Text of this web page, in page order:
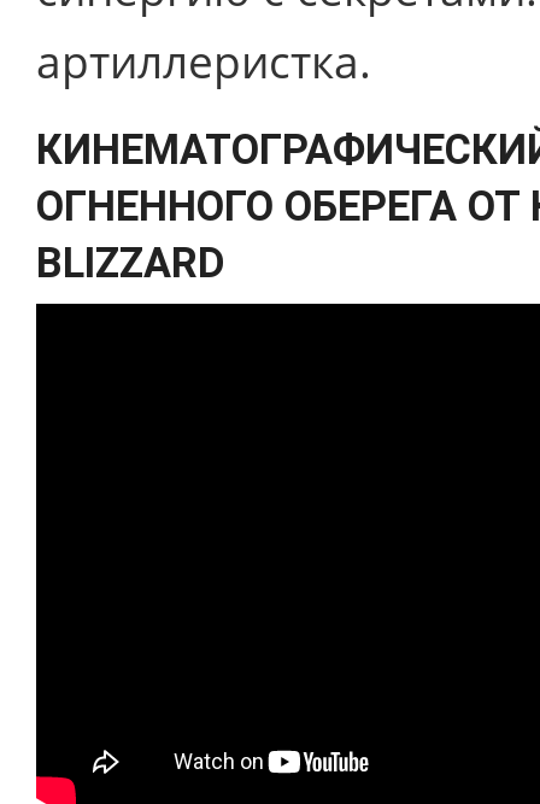
артиллеристка.
ОГНЕННОГО ОБЕРЕГА
BLIZZARD